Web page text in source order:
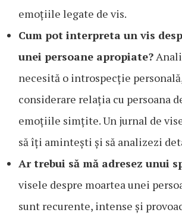
emoțiile legate de vis.
Cum pot interpreta un vis
unei persoane apropiate?
necesită o introspecție
considerare relația cu persoana
emoțiile simțite. Un jurnal de
să îți amintești și să analizezi
Ar trebui să mă adresez unui
visele despre moartea unei
sunt recurente, intense și